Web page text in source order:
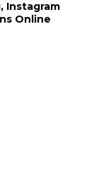
, Instagram
Online